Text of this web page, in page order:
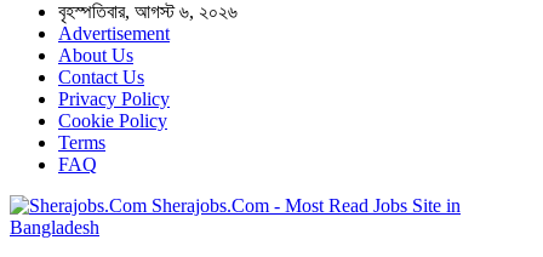
বৃহস্পতিবার, আগস্ট ৬, ২০২৬
Advertisement
About Us
Contact Us
Privacy Policy
Cookie Policy
Terms
FAQ
Sherajobs.Com - Most Read Jobs Site in
Bangladesh